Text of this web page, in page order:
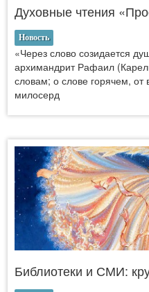
Духовные чтения
Новость
«Через слово созидается
архимандрит Рафаил
словам; о слове горячем, от
милосерд
Библиотеки и СМИ: